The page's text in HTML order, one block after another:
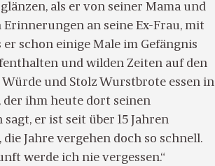
als er von seiner Mama und
an seine Ex-Frau, mit
er schon einige Male im Gefängnis
und wilden Zeiten auf den
und Stolz Wurstbrote essen in
der ihm heute dort seinen
er ist seit über 15 Jahren
Jahre vergehen doch so schnell.
werde ich nie vergessen.“